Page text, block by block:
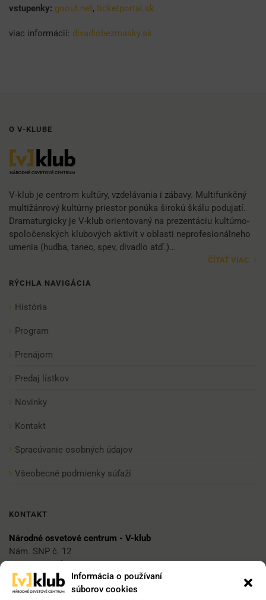
Informácia o používaní
súborov cookies
vstupenky: goout.net, ticketportal.sk
viac informácií: divadlobezmasky.sk
O V-KLUBE
V-klub je centrom kultúry, vzdelávania i zábavy. Multifunkčný
multižánrový kultúrny priestor ponúka širokú škálu podujatí.
Dramaturgicky je V-klub orientovaný na prezentáciu kultúrno-
spoločenských klubových aktivít v oblasti neprofesionálneho
umenia (hudba, tanec, spev, divadlo atď.)…
ČÍTAŤ VIAC
RÝCHLA NAVIGÁCIA
História
Program
Prenájom
Predaj lístkov
Novinky
Kontakt
Spracúvanie osobných údajov
Všeobecné podmienky súťaží
KONTAKT
Národné osvetové centrum - V-klub
Nám. SNP č. 12
812 34 Bratislava 1